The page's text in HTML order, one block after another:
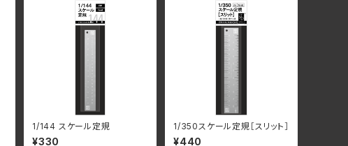
1/144 スケール定規
¥330
1/350スケール定規［スリット］
¥440